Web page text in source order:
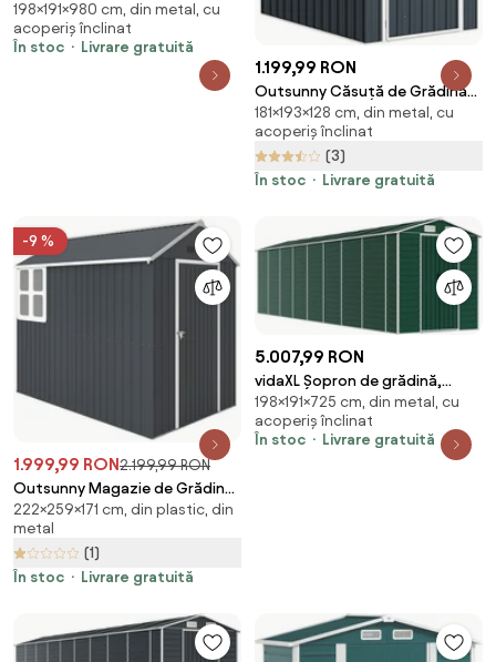
antracit, 191x980x198 cm, oțel
galvanizat
198×191×980 cm, din metal, cu
acoperiș înclinat
În stoc
Livrare gratuită
1.199,99 RON
Outsunny Căsuță de Grădină
din Oțel cu 2 Prize de Aer și
Fereastră Transparentă,
128x193x161/181 cm, Gri Închis |
Aosom Romania
181×193×128 cm, din metal, cu
acoperiș înclinat
(3)
În stoc
Livrare gratuită
-9 %
1.999,99 RON2.199,99 RON
Outsunny Magazie de Grădină
din Oțel Galvanizat și PP cu 4
Guri de Aerisire și Fereastră,
259x171x222 cm, Gri și Alb |
Aosom Romania
222×259×171 cm, din plastic, din
metal
(1)
În stoc
Livrare gratuită
5.007,99 RON
vidaXL Șopron de grădină,
verde, 191x725x198 cm, oțel
zincat
198×191×725 cm, din metal, cu
acoperiș înclinat
În stoc
Livrare gratuită